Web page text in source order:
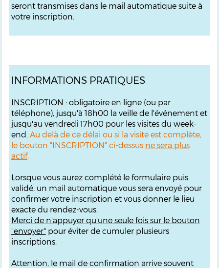
seront transmises dans le mail automatique suite à
votre inscription.
INFORMATIONS PRATIQUES
INSCRIPTION : obligatoire en ligne (ou par
téléphone), jusqu'à 18h00 la veille de l'événement et
jusqu'au vendredi 17h00 pour les visites du week-
end. Au delà de ce délai ou si la visite est complète,
le bouton "INSCRIPTION" ci-dessus ne sera plus
actif.
Lorsque vous aurez complété le formulaire puis
validé, un mail automatique vous sera envoyé pour
confirmer votre inscription et vous donner le lieu
exacte du rendez-vous.
Merci de n'appuyer qu'une seule fois sur le bouton
"envoyer" pour éviter de cumuler plusieurs
inscriptions.
Attention, le mail de confirmation arrive souvent